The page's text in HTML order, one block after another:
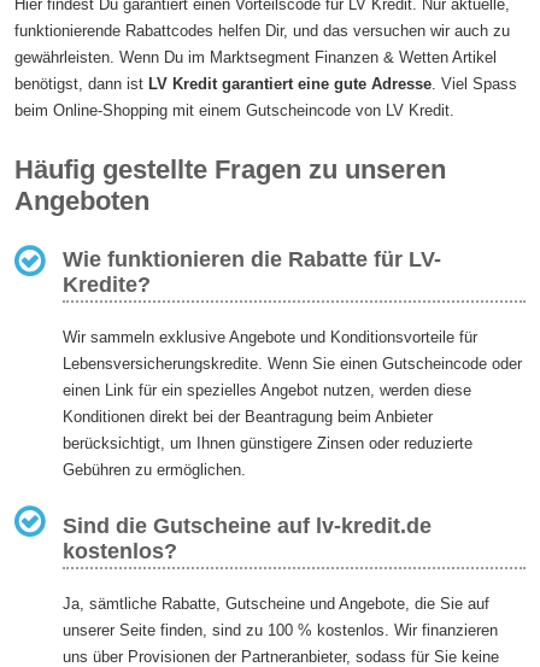
Hier findest Du garantiert einen Vorteilscode für LV Kredit. Nur aktuelle,
funktionierende Rabattcodes helfen Dir, und das versuchen wir auch zu
gewährleisten. Wenn Du im Marktsegment Finanzen & Wetten Artikel
benötigst, dann ist LV Kredit garantiert eine gute Adresse. Viel Spass
beim Online-Shopping mit einem Gutscheincode von LV Kredit.
Häufig gestellte Fragen zu unseren
Angeboten
Wie funktionieren die Rabatte für LV-
Kredite?
Wir sammeln exklusive Angebote und Konditionsvorteile für
Lebensversicherungskredite. Wenn Sie einen Gutscheincode oder
einen Link für ein spezielles Angebot nutzen, werden diese
Konditionen direkt bei der Beantragung beim Anbieter
berücksichtigt, um Ihnen günstigere Zinsen oder reduzierte
Gebühren zu ermöglichen.
Sind die Gutscheine auf lv-kredit.de
kostenlos?
Ja, sämtliche Rabatte, Gutscheine und Angebote, die Sie auf
unserer Seite finden, sind zu 100 % kostenlos. Wir finanzieren
uns über Provisionen der Partneranbieter, sodass für Sie keine